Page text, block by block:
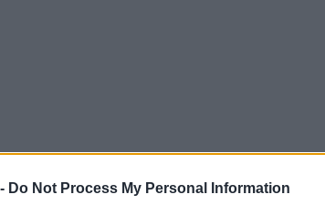
Do Not Process My Personal Information